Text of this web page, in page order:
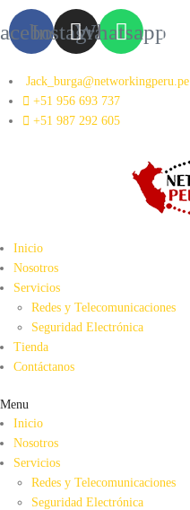
InstagramWhatsapp
Jack_burga@networkingperu.pe
+51 956 693 737
+51 987 292 605
Inicio
Nosotros
Servicios
Redes y Telecomunicaciones
Seguridad Electrónica
Tienda
Contáctanos
Menu
Inicio
Nosotros
Servicios
Redes y Telecomunicaciones
Seguridad Electrónica